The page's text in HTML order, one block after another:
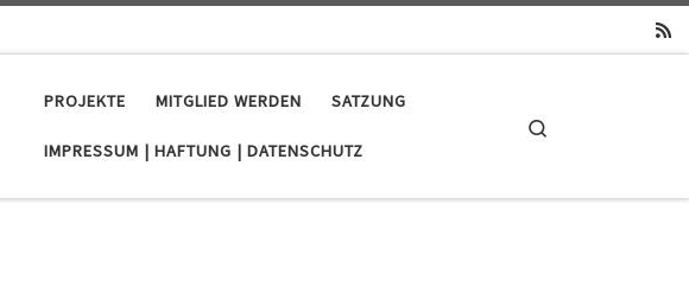
PROJEKTE MITGLIED WERDEN SATZUNG
IMPRESSUM | HAFTUNG | DATENSCHUTZ